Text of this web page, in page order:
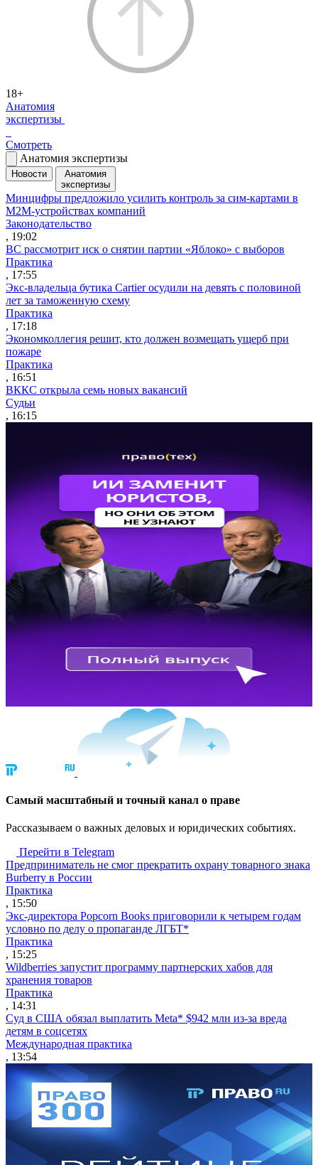
18+
Анатомия
экспертизы
Смотреть
Анатомия экспертизы
Новости
Анатомия
экспертизы
Минцифры предложило усилить контроль за сим-картами в
M2M-устройствах компаний
Законодательство
, 19:02
ВС рассмотрит иск о снятии партии «Яблоко» с выборов
Практика
, 17:55
Экс-владельца бутика Cartier осудили на девять с половиной
лет за таможенную схему
Практика
, 17:18
Экономколлегия решит, кто должен возмещать ущерб при
пожаре
Практика
, 16:51
ВККС открыла семь новых вакансий
Судьи
, 16:15
Cамый масштабный и точный канал о праве
Рассказываем о важных деловых и юридических событиях.
Перейти в Telegram
Предприниматель не смог прекратить охрану товарного знака
Burberry в России
Практика
, 15:50
Экс-директора Popcorn Books приговорили к четырем годам
условно по делу о пропаганде ЛГБТ*
Практика
, 15:25
Wildberries запустит программу партнерских хабов для
хранения товаров
Практика
, 14:31
Суд в США обязал выплатить Meta* $942 млн из-за вреда
детям в соцсетях
Международная практика
, 13:54